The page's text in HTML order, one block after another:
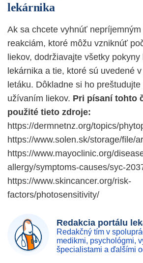
lekárnika
Ak sa chcete vyhnúť nepríjemným
reakciám, ktoré môžu vzniknúť
liekov, dodržiavajte všetky pokyny
lekárnika a tie, ktoré sú uvedené
letáku. Dôkladne si ho
užívaním liekov. Pri písaní tohto
použité tieto zdroje:
https://dermnetnz.org/topics/
https://www.solen.sk/storage/file/
https://www.mayoclinic.org/
allergy/symptoms-causes/syc-
https://www.skincancer.org/risk-
factors/photosensitivity/
Redakcia portálu
Redakčný tím v
medikmi, psychológmi,
špecialistami a ďalšími